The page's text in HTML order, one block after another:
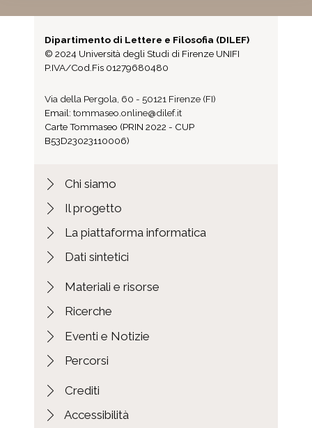
Dipartimento di Lettere e Filosofia (DILEF)
© 2024 Università degli Studi di Firenze UNIFI
P.IVA/Cod.Fis 01279680480
Via della Pergola, 60 - 50121 Firenze (FI)
Email: tommaseo.online@dilef.it
Carte Tommaseo (PRIN 2022 - CUP
B53D23023110006)
Chi siamo
Il progetto
La piattaforma informatica
Dati sintetici
Materiali e risorse
Ricerche
Eventi e Notizie
Percorsi
Crediti
Accessibilità